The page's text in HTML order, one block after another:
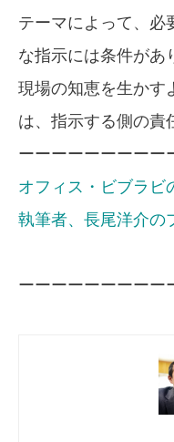
テーマによって、必
な指示には条件があ
現場の知恵を生かす
は、指示する側の責
ーーーーーーーーー
オフィス・ビブラビ
執筆者、長尾洋介の
ーーーーーーーーー